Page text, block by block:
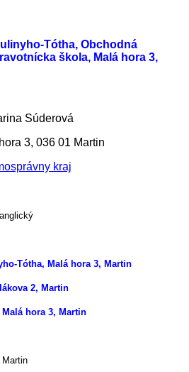
Tótha, Obchodná
škola, Malá hora 3,
Súderová
3, 036 01 Martin
kraj
Tótha, Malá hora 3, Martin
2, Martin
hora 3, Martin